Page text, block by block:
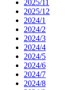
2025/11
2025/12
2024/1
2024/2
2024/3
2024/4
2024/5
2024/6
2024/7
2024/8